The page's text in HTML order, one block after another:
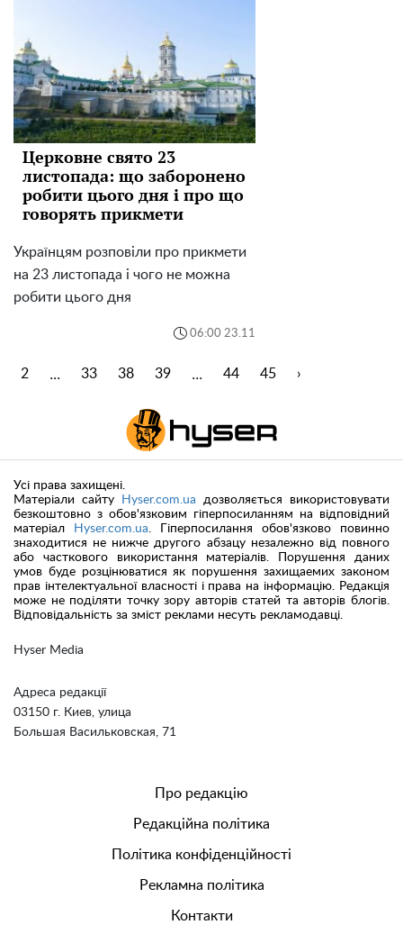
Церковне свято 23
листопада: що заборонено
робити цього дня і про що
говорять прикмети
Українцям розповіли про прикмети
на 23 листопада і чого не можна
робити цього дня
06:00 23.11
2 ... 33 38 39 ... 44 45 ›
Hyser Media
Адреса редакції
03150 г. Киев, улица
Большая Васильковская, 71
Усі права захищені.
Матеріали сайту
Hyser.com.ua дозволяється використовувати
безкоштовно з обов'язковим гіперпосиланням на відповідний
матеріал
Hyser.com.ua. Гіперпосилання обов'язково повинно
знаходитися не нижче другого абзацу незалежно від повного
або часткового використання матеріалів. Порушення даних
умов буде розцінюватися як порушення захищаемих законом
прав інтелектуальної власності і права на інформацію. Редакція
може не поділяти точку зору авторів статей та авторів блогів.
Відповідальність за зміст реклами несуть рекламодавці.
Про редакцію
Редакційна політика
Політика конфіденційності
Рекламна політика
Контакти